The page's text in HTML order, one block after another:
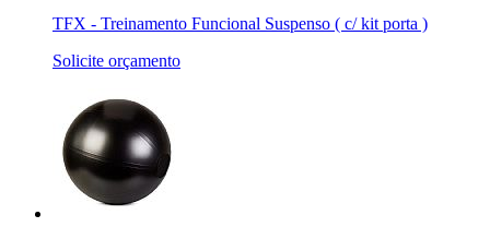
TFX - Treinamento Funcional Suspenso ( c/ kit porta )
Solicite orçamento